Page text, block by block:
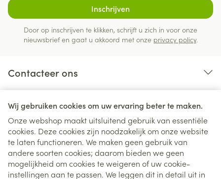
Wij gebruiken cookies om uw ervaring beter te maken.
Onze webshop maakt uitsluitend gebruik van essentiële
cookies. Deze cookies zijn noodzakelijk om onze website
te laten functioneren. We maken geen gebruik van
andere soorten cookies; daarom bieden we geen
mogelijkheid om cookies te weigeren of uw cookie-
instellingen aan te passen. We leggen dit in detail uit in
Inschrijven
Door op inschrijven te klikken, schrijft u zich in voor onze
nieuwsbrief en gaat u akkoord met onze privacy policy.
Contacteer ons